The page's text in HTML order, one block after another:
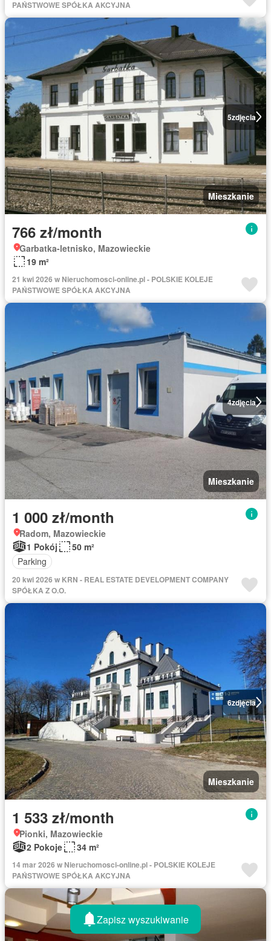
PAŃSTWOWE SPÓŁKA AKCYJNA
5zdjęcia
Mieszkanie
766 zł/month
Garbatka-letnisko, Mazowieckie
19 m²
21 kwi 2026 w Nieruchomosci-online.pl - POLSKIE KOLEJE
PAŃSTWOWE SPÓŁKA AKCYJNA
4zdjęcia
Mieszkanie
1 000 zł/month
Radom, Mazowieckie
1 Pokój
50 m²
Parking
20 kwi 2026 w KRN - REAL ESTATE DEVELOPMENT COMPANY
SPÓŁKA Z O.O.
6zdjęcia
Mieszkanie
1 533 zł/month
Pionki, Mazowieckie
2 Pokoje
34 m²
14 mar 2026 w Nieruchomosci-online.pl - POLSKIE KOLEJE
PAŃSTWOWE SPÓŁKA AKCYJNA
Zapisz wyszukiwanie